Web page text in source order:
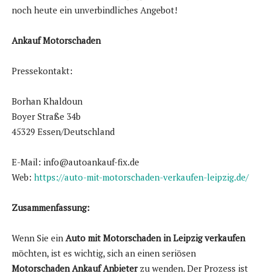
noch heute ein unverbindliches Angebot!
Ankauf Motorschaden
Pressekontakt:
Borhan Khaldoun
Boyer Straße 34b
45329 Essen/Deutschland
E-Mail: info@autoankauf-fix.de
Web: https://auto-mit-motorschaden-verkaufen-leipzig.de/
Zusammenfassung:
Wenn Sie ein Auto mit Motorschaden in Leipzig verkaufen
möchten, ist es wichtig, sich an einen seriösen
Motorschaden Ankauf Anbieterzu wenden. Der Prozess ist